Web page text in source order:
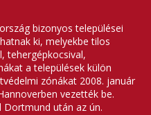
bizonyos települései
ki, melyekbe tilos
tehergépkocsival,
a települések külön
zónákat 2008. január
vezették be.
után az ún.